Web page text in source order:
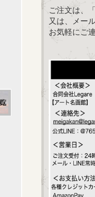
ご注文は、
又は、メー
お気軽にご